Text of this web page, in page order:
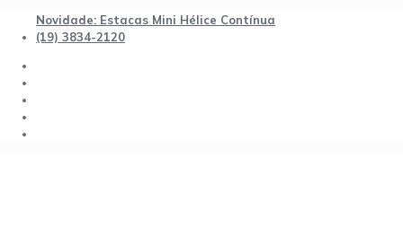
Novidade: Estacas Mini Hélice Contínua
(19) 3834-2120